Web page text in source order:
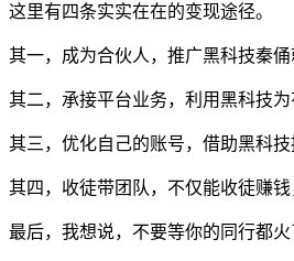
这里有四条实实在在的变现途径。
其一，成为合伙人，推广黑科技秦
其二，承接平台业务，利用黑科技
其三，优化自己的账号，借助黑科
其四，收徒带团队，不仅能收徒赚
最后，我想说，不要等你的同行都